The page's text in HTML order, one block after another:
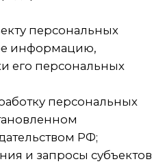
по защите
работ
направление
данных